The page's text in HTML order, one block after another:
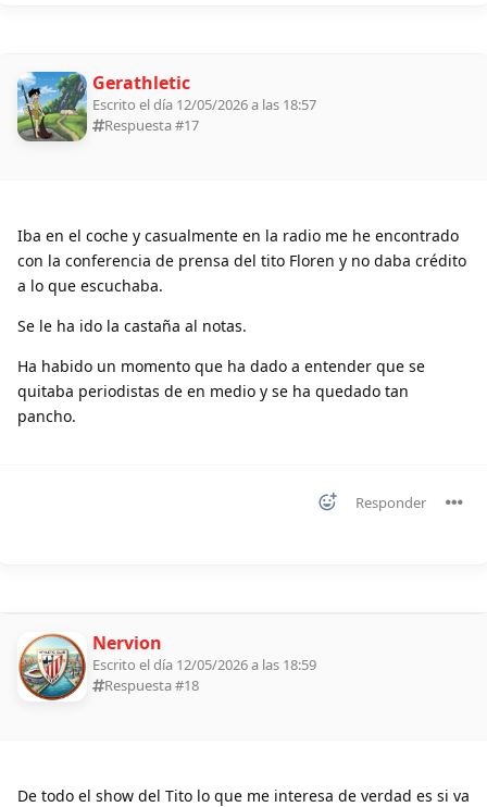
Gerathletic
Escrito el día 12/05/2026 a las 18:57
Respuesta #17
Iba en el coche y casualmente en la radio me he encontrado
con la conferencia de prensa del tito Floren y no daba crédito
a lo que escuchaba.
Se le ha ido la castaña al notas.
Ha habido un momento que ha dado a entender que se
quitaba periodistas de en medio y se ha quedado tan
pancho.
Responder
Nervion
Escrito el día 12/05/2026 a las 18:59
Respuesta #18
De todo el show del Tito lo que me interesa de verdad es si va